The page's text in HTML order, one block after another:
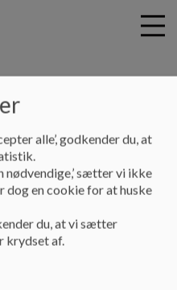
til
alle’, godkender du, at
nødvendige,’ sætter vi ikke
en cookie for at huske
du, at vi sætter
krydset af.